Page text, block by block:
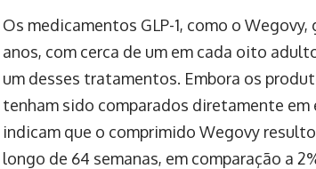
Os medicamentos GLP-1, como o
anos, com cerca de um em cada oito
um desses tratamentos. Embora os
tenham sido comparados diretamente
indicam que o comprimido Wegovy
longo de 64 semanas, em comparação a